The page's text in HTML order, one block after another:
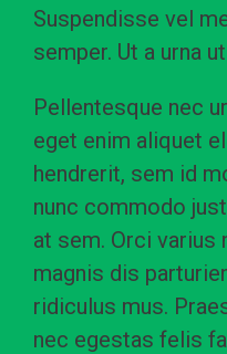
Suspendisse vel
semper. Ut a urna
Pellentesque nec
eget enim aliquet
hendrerit, sem id
nunc commodo
at sem. Orci varius
magnis dis
ridiculus mus.
nec egestas felis